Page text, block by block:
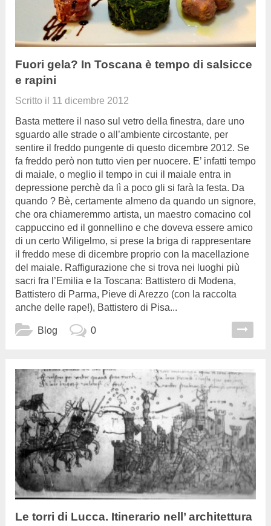
Fuori gela? In Toscana è tempo di salsicce
e rapini
Scritto il 11 dicembre 2012
Basta mettere il naso sul vetro della finestra, dare uno
sguardo alle strade o all’ambiente circostante, per
sentire il freddo pungente di questo dicembre 2012. Se
fa freddo però non tutto vien per nuocere. E’ infatti tempo
di maiale, o meglio il tempo in cui il maiale entra in
depressione perchè da lì a poco gli si farà la festa. Da
quando ? Bè, certamente almeno da quando un signore,
che ora chiameremmo artista, un maestro comacino col
cappuccino ed il gonnellino e che doveva essere amico
di un certo Wiligelmo, si prese la briga di rappresentare
il freddo mese di dicembre proprio con la macellazione
del maiale. Raffigurazione che si trova nei luoghi più
sacri fra l’Emilia e la Toscana: Battistero di Modena,
Battistero di Parma, Pieve di Arezzo (con la raccolta
anche delle rape!), Battistero di Pisa...
Blog 0
Le torri di Lucca. Itinerario nell’ architettura